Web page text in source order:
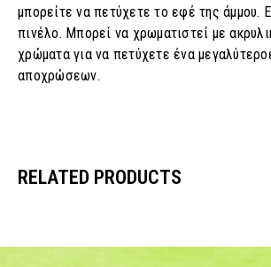
μπορείτε να πετύχετε το εφέ της άμμου.
πινέλο. Μπορεί να χρωματιστεί με
χρώματα για να πετύχετε ένα
αποχρώσεων.
RELATED PRODUCTS